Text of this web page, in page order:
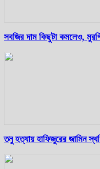
সবজির দাম কিছুটা কমলেও,
তনু হত্যায় হাফিজুরের জামিন